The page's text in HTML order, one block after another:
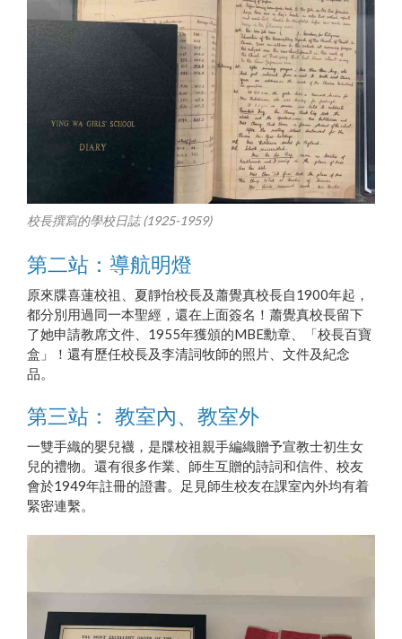
校長撰寫的學校日誌 (1925-1959)
第二站：導航明燈
原來牒喜蓮校祖、夏靜怡校長及蕭覺真校長自1900年起，
都分別用過同一本聖經，還在上面簽名！蕭覺真校長留下
了她申請教席文件、1955年獲頒的MBE勳章、「校長百寶
盒」！還有歷任校長及李清詞牧師的照片、文件及紀念
品。
第三站： 教室內、教室外
一雙手織的嬰兒襪，是牒校祖親手編織贈予宣教士初生女
兒的禮物。還有很多作業、師生互贈的詩詞和信件、校友
會於1949年註冊的證書。足見師生校友在課室內外均有着
緊密連繫。